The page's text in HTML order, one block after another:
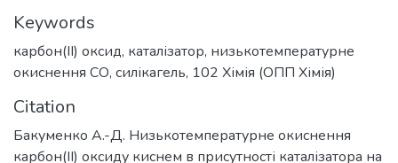
Keywords
карбон(ІІ) оксид, каталізатор, низькотемпературне
окиснення СО, силікагель, 102 Хімія (ОПП Хімія)
Citation
Бакуменко А.-Д. Низькотемпературне окиснення
карбон(ІІ) оксиду киснем в присутності каталізатора на